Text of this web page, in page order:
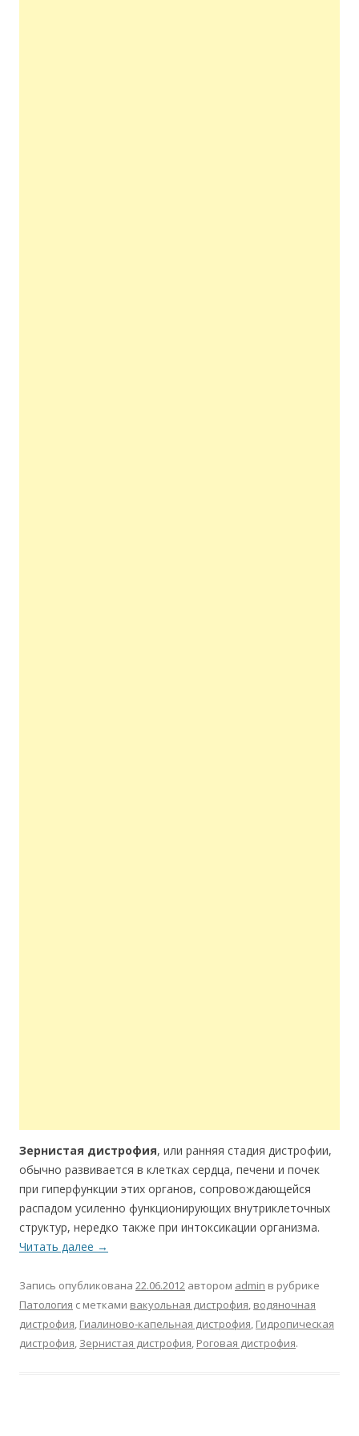
Зернистая дистрофия, или ранняя стадия дистрофии,
обычно развивается в клетках сердца, печени и почек
при гиперфункции этих органов, сопровождающейся
распадом усиленно функционирующих внутриклеточных
структур, нередко также при интоксикации организма.
Читать далее →
Запись опубликована 22.06.2012 автором admin в рубрике
Патология с метками вакуольная дистрофия, водяночная
дистрофия, Гиалиново-капельная дистрофия, Гидропическая
дистрофия, Зернистая дистрофия, Роговая дистрофия.